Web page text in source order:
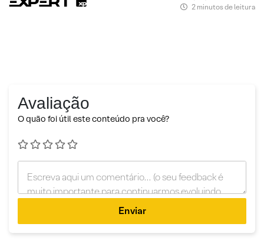
2 minutos de leitura
Avaliação
O quão foi útil este conteúdo pra você?
Enviar